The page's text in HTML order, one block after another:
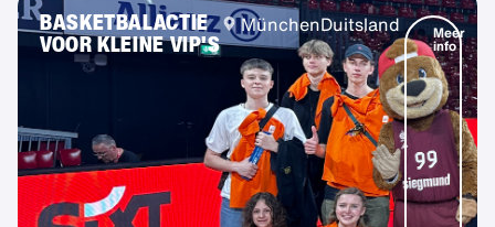
BASKETBALACTIE
VOOR KLEINE VIP'S
MünchenDuitsland Meer
info